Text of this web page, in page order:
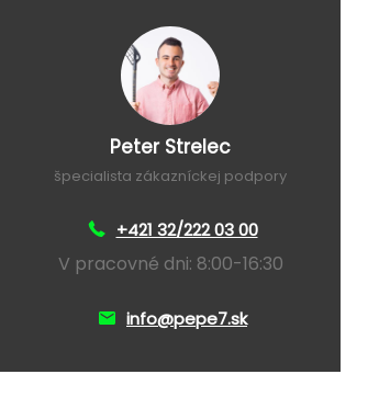
Peter Strelec
špecialista zákazníckej podpory
+421 32/222 03 00
V pracovné dni: 8:00-16:30
info@pepe7.sk